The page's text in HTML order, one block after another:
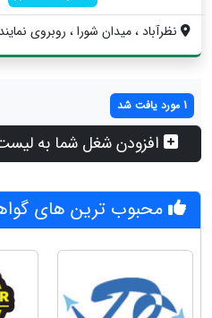
نظرآباد ، میدان شورا ، روبروی
1 مورد یافت شد
افزودن شغل شما به
محبوب ترین های